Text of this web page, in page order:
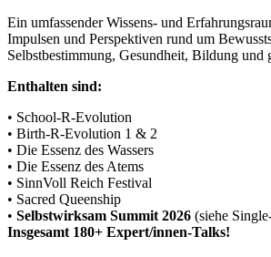
Ein umfassender Wissens- und
Impulsen und Perspektiven rund um
Selbstbestimmung, Gesundheit, Bildung und
Enthalten sind:
• School-R-Evolution
• Birth-R-Evolution 1 & 2
• Die Essenz des Wassers
• Die Essenz des Atems
• SinnVoll Reich Festival
• Sacred Queenship
• Selbstwirksam Summit 2026 (siehe
Insgesamt 180+ Expert/innen-Talks!